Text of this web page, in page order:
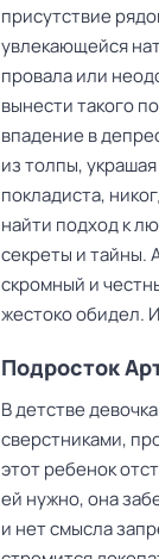
присутствие
увлекающейся
провала или
вынести такого
впадение в
из толпы,
покладиста,
найти подход к
секреты и тайны.
скромный и
жестоко обидел.
Подросток
В детстве
сверстниками,
этот ребенок
ей нужно, она
и нет смысла